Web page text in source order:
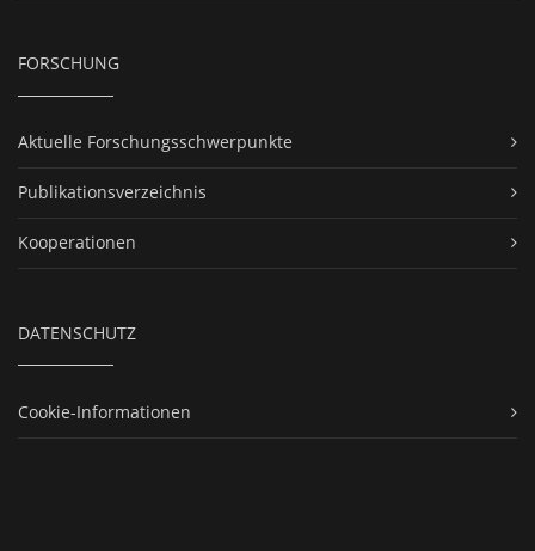
FORSCHUNG
Aktuelle Forschungsschwerpunkte
Publikationsverzeichnis
Kooperationen
DATENSCHUTZ
Cookie-Informationen